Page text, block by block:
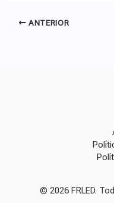
ANTERIOR
© 2026 FRLED.